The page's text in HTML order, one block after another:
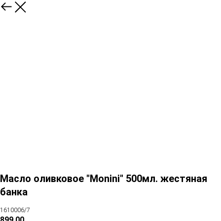
Масло оливковое "Monini" 500мл. жестяная
банка
1610006/7